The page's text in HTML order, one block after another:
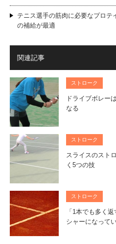
テニス選手の筋肉に必要なプロ
の補給が最適
関連記事
ストローク
ドライブボレー
なる
ストローク
スライスのスト
く5つの技
ストローク
「1本でも多く
シャーになってい